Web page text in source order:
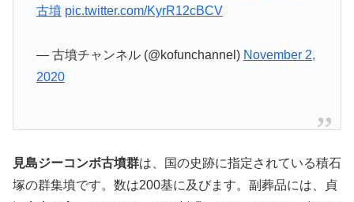
古墳 pic.twitter.com/KyrR12cBCV
— 古墳チャンネル (@kofunchannel) November 2,
2020
見島ジーコンボ古墳群は、国の史跡に指定されている積石
塚の群集墳です。数は200基に及びます。副葬品には、貞